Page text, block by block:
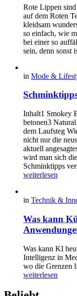
Rote Lippen
auf dem Roten
kleidsam
so einfach, wie
bei einer so
sein, denn sonst
in Mode &
Inhalt1 Smokey
betonen3
dem Laufsteg
nicht nur die
aktuell
wird man sich
Schminktipps
weiterlesen
in Technik &
Was kann
Was kann KI
Intelligenz in
wo die Grenzen
weiterlesen